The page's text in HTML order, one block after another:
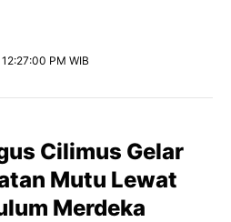
PM WIB
Cilimus Gelar
Mutu Lewat
Merdeka